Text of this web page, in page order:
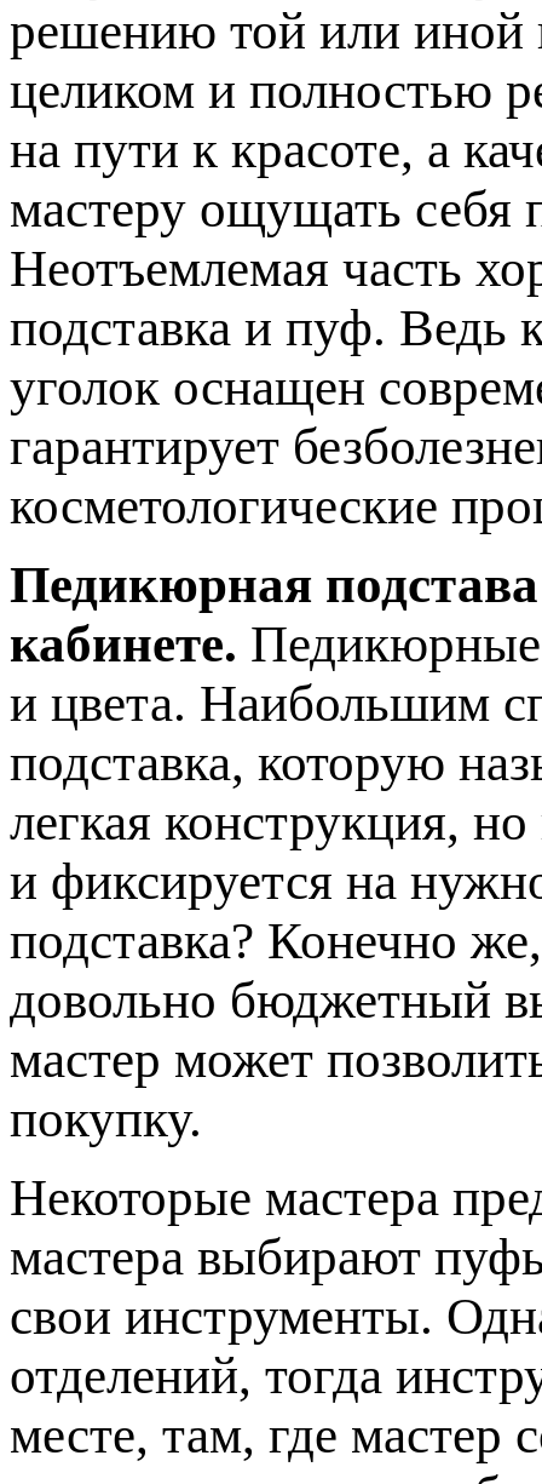
решению той или иной
целиком и полностью
на пути к красоте, а
мастеру ощущать себя
Неотъемлемая часть
подставка и пуф. Ведь
уголок оснащен
гарантирует
косметологические
Педикюрная подстава
кабинете. Педикюрные
и цвета. Наибольшим
подставка, которую
легкая конструкция,
и фиксируется на
подставка? Конечно
довольно бюджетный
мастер может
покупку.
Некоторые мастера
мастера выбирают
свои инструменты.
отделений, тогда
месте, там, где